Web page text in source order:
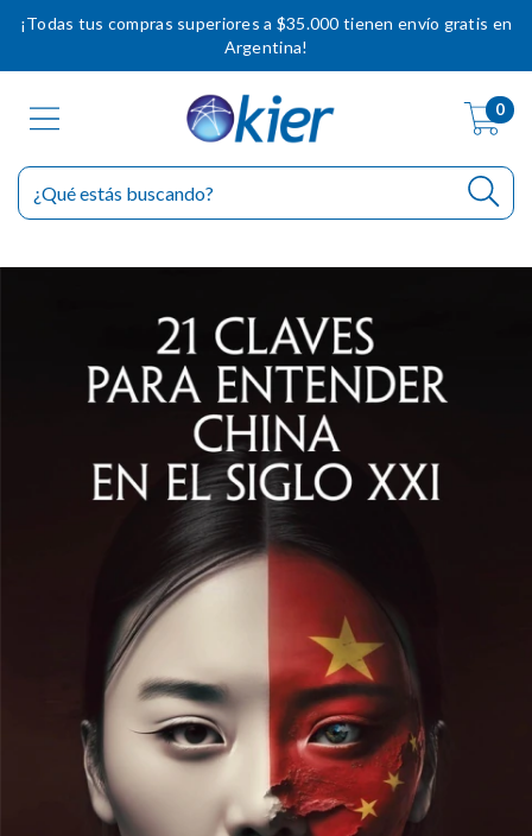
¡Todas tus compras superiores a $35.000 tienen envío gratis en
Argentina!
0